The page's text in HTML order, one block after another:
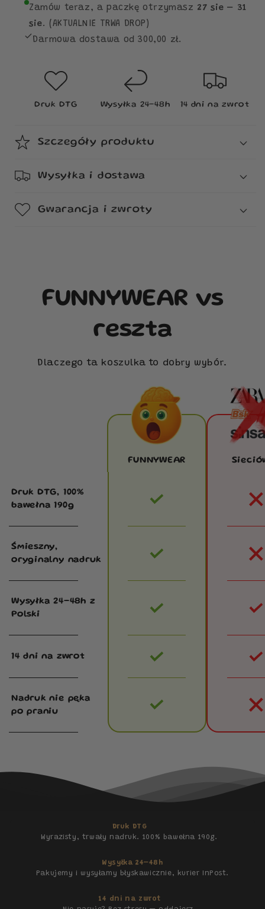
Zamów teraz, a paczkę otrzymasz 27 sie – 31
sie. (AKTUALNIE TRWA DROP)
Darmowa dostawa od 300,00 zł.
Druk DTG Wysyłka 24–48h 14 dni na zwrot
Szczegóły produktu
Wysyłka i dostawa
Gwarancja i zwroty
FUNNYWEAR vs
reszta
Dlaczego ta koszulka to dobry wybór.
FUNNYWEAR
Druk DTG, 100%
bawełna 190g
Śmieszny,
oryginalny nadruk
Wysyłka 24–48h z
Polski
14 dni na zwrot
Nadruk nie pęka
po praniu
Druk DTG
Wyrazisty, trwały nadruk. 100% bawełna 190g.
Wysyłka 24–48h
Pakujemy i wysyłamy błyskawicznie, kurier InPost.
14 dni na zwrot